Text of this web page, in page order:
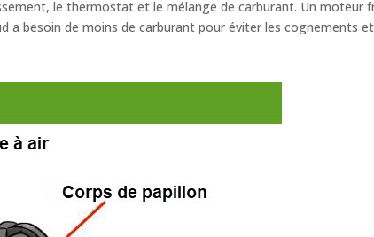
le thermostat et le mélange de carburant. Un moteur
a besoin de moins de carburant pour éviter les cognements